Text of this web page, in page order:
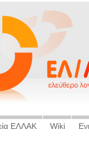
ΕΛΛΑΚ Wiki